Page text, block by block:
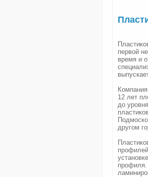
первой
время и
12 лет
до
другом
профиля.